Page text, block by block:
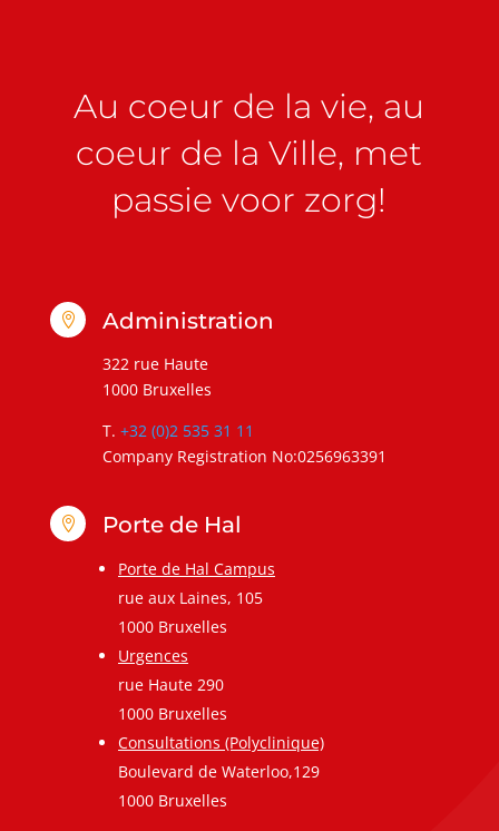
Au coeur de la vie, au
coeur de la Ville, met
passie voor zorg!
 Administration
322 rue Haute
1000 Bruxelles
T. +32 (0)2 535 31 11
Company Registration No:0256963391
 Porte de Hal
Porte de Hal Campus
rue aux Laines, 105
1000 Bruxelles
Urgences
rue Haute 290
1000 Bruxelles
Consultations (Polyclinique)
Boulevard de Waterloo,129
1000 Bruxelles